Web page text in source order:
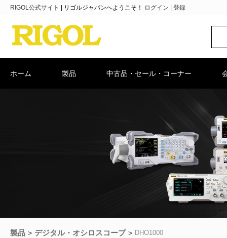
RIGOL公式サイト リゴルジャパンへようこそ！ ログイン 登録
ホーム 製品 中古品・セール・コーナー
製品 デジタル・オシロスコープ DHO1000